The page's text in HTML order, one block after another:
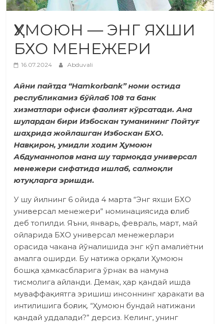
ҲУМОЮН — ЭНГ ЯХШИ
БХО МЕНЕЖЕРИ
16.07.2024 Abduvali
Айни пайтда “Hamkorbank” номи остида
республикамиз бўйлаб 108 та банк
хизматлари офиси фаолият кўрсатади. Ана
шулардан бири Избоскан туманининг Пойтуғ
шаҳрида жойлаш­ган Избоскан БХО.
Навқирон, умидли ходим Ҳумоюн
Абдуманнопов мана шу тармоқда универсал
менежери сифатида ишлаб, салмоқли
ютуқларга эришди.
У шу йилнинг 6 ойида 4 марта “Энг яхши БХО
универсал менежери” номинациясида ғолиб
деб топилди. Яъни, январь, февраль, март, май
ойларида БХО универсал менежерлари
орасида чакана йўналишида энг кўп амалиётни
амалга оширди. Бу натижа орқали Ҳумоюн
бошқа ҳамкасбларига ўрнак ва намуна
тисмолига айланди. Демак, ҳар қандай ишда
муваффақиятга эришиш инсоннинг ҳаракати ва
интилишига боғлиқ. “Ҳумоюн бундай натижани
қандай уддалади?” дерсиз. Келинг, унинг